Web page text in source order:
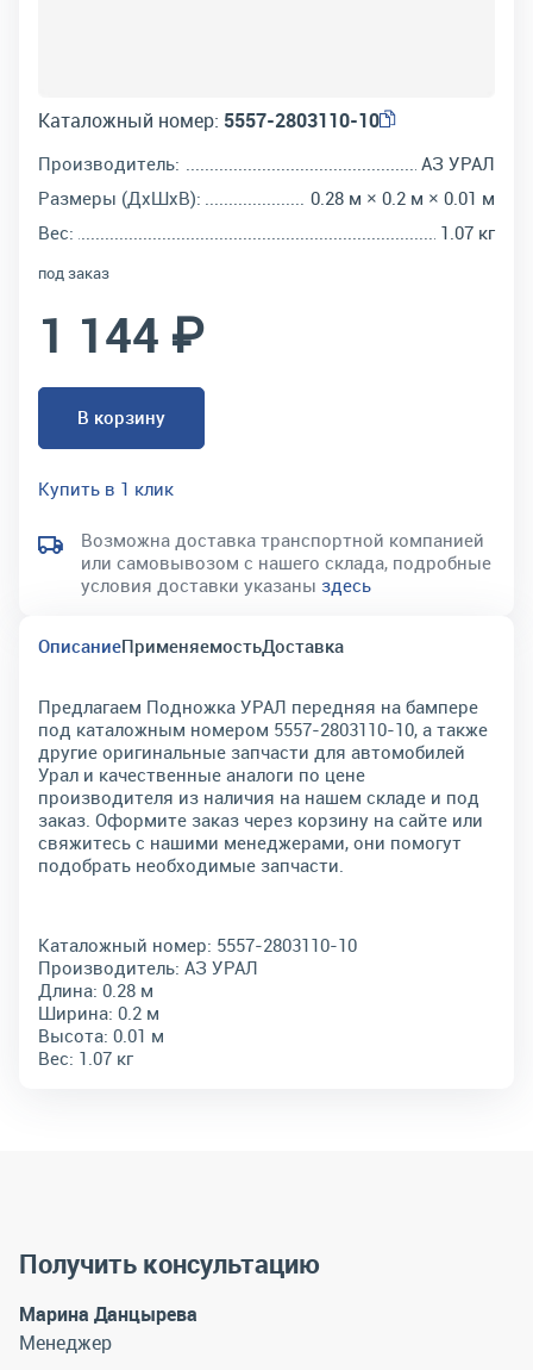
Каталожный номер: 5557-2803110-10
Производитель:
АЗ УРАЛ
Размеры (ДхШхВ):
0.28 м × 0.2 м × 0.01 м
Вес:
1.07 кг
под заказ
1 144 ₽
В корзину
Купить в 1 клик
Возможна доставка транспортной компанией
или самовывозом с нашего склада, подробные
условия доставки указаны здесь
ОписаниеПрименяемостьДоставка
Предлагаем Подножка УРАЛ передняя на бампере
под каталожным номером 5557-2803110-10, а также
другие оригинальные запчасти для автомобилей
Урал и качественные аналоги по цене
производителя из наличия на нашем складе и под
заказ. Оформите заказ через корзину на сайте или
свяжитесь с нашими менеджерами, они помогут
подобрать необходимые запчасти.
Каталожный номер: 5557-2803110-10
Производитель: АЗ УРАЛ
Длина: 0.28 м
Ширина: 0.2 м
Высота: 0.01 м
Вес: 1.07 кг
Получить консультацию
Марина Данцырева
Менеджер